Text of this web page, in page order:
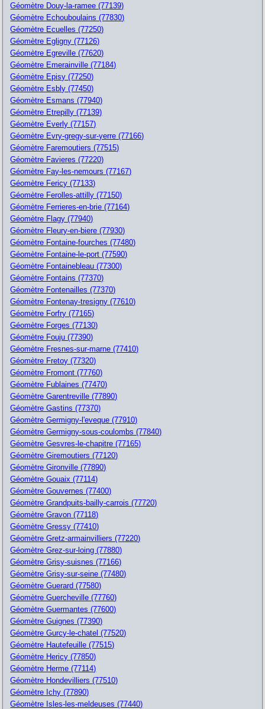
Géomètre Douy-la-ramee (77139)
Géomètre Echouboulains (77830)
Géomètre Ecuelles (77250)
Géomètre Egligny (77126)
Géomètre Egreville (77620)
Géomètre Emerainville (77184)
Géomètre Episy (77250)
Géomètre Esbly (77450)
Géomètre Esmans (77940)
Géomètre Etrepilly (77139)
Géomètre Everly (77157)
Géomètre Evry-gregy-sur-yerre (77166)
Géomètre Faremoutiers (77515)
Géomètre Favieres (77220)
Géomètre Fay-les-nemours (77167)
Géomètre Fericy (77133)
Géomètre Ferolles-attilly (77150)
Géomètre Ferrieres-en-brie (77164)
Géomètre Flagy (77940)
Géomètre Fleury-en-biere (77930)
Géomètre Fontaine-fourches (77480)
Géomètre Fontaine-le-port (77590)
Géomètre Fontainebleau (77300)
Géomètre Fontains (77370)
Géomètre Fontenailles (77370)
Géomètre Fontenay-tresigny (77610)
Géomètre Forfry (77165)
Géomètre Forges (77130)
Géomètre Fouju (77390)
Géomètre Fresnes-sur-marne (77410)
Géomètre Fretoy (77320)
Géomètre Fromont (77760)
Géomètre Fublaines (77470)
Géomètre Garentreville (77890)
Géomètre Gastins (77370)
Géomètre Germigny-l'eveque (77910)
Géomètre Germigny-sous-coulombs (77840)
Géomètre Gesvres-le-chapitre (77165)
Géomètre Giremoutiers (77120)
Géomètre Gironville (77890)
Géomètre Gouaix (77114)
Géomètre Gouvernes (77400)
Géomètre Grandpuits-bailly-carrois (77720)
Géomètre Gravon (77118)
Géomètre Gressy (77410)
Géomètre Gretz-armainvilliers (77220)
Géomètre Grez-sur-loing (77880)
Géomètre Grisy-suisnes (77166)
Géomètre Grisy-sur-seine (77480)
Géomètre Guerard (77580)
Géomètre Guercheville (77760)
Géomètre Guermantes (77600)
Géomètre Guignes (77390)
Géomètre Gurcy-le-chatel (77520)
Géomètre Hautefeuille (77515)
Géomètre Hericy (77850)
Géomètre Herme (77114)
Géomètre Hondevilliers (77510)
Géomètre Ichy (77890)
Géomètre Isles-les-meldeuses (77440)